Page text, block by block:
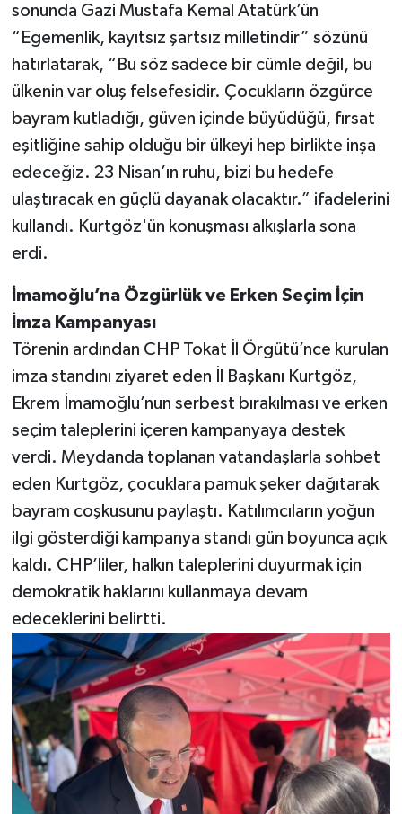
sonunda Gazi Mustafa Kemal Atatürk’ün
“Egemenlik, kayıtsız şartsız milletindir” sözünü
hatırlatarak, “Bu söz sadece bir cümle değil, bu
ülkenin var oluş felsefesidir. Çocukların özgürce
bayram kutladığı, güven içinde büyüdüğü, fırsat
eşitliğine sahip olduğu bir ülkeyi hep birlikte inşa
edeceğiz. 23 Nisan’ın ruhu, bizi bu hedefe
ulaştıracak en güçlü dayanak olacaktır.” ifadelerini
kullandı. Kurtgöz'ün konuşması alkışlarla sona
erdi.
İmamoğlu’na Özgürlük ve Erken Seçim İçin
İmza Kampanyası
Törenin ardından CHP Tokat İl Örgütü’nce kurulan
imza standını ziyaret eden İl Başkanı Kurtgöz,
Ekrem İmamoğlu’nun serbest bırakılması ve erken
seçim taleplerini içeren kampanyaya destek
verdi. Meydanda toplanan vatandaşlarla sohbet
eden Kurtgöz, çocuklara pamuk şeker dağıtarak
bayram coşkusunu paylaştı. Katılımcıların yoğun
ilgi gösterdiği kampanya standı gün boyunca açık
kaldı. CHP’liler, halkın taleplerini duyurmak için
demokratik haklarını kullanmaya devam
edeceklerini belirtti.